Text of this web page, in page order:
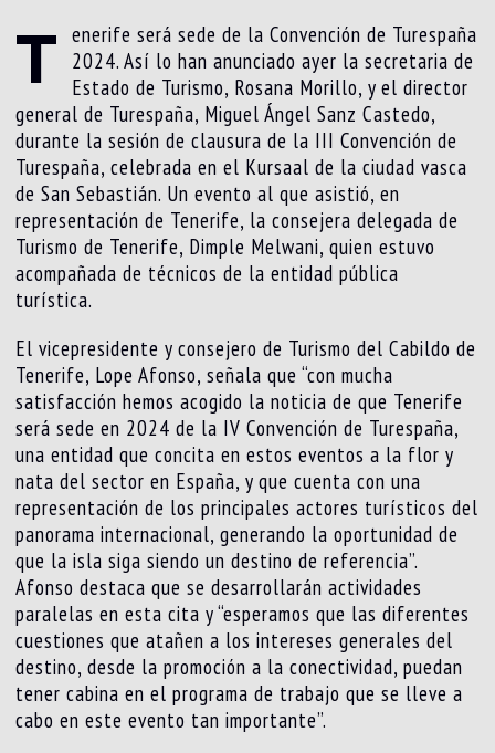
T enerife será sede de la Convención de Turespaña
2024. Así lo han anunciado ayer la secretaria de
Estado de Turismo, Rosana Morillo, y el director
general de Turespaña, Miguel Ángel Sanz Castedo,
durante la sesión de clausura de la III Convención de
Turespaña, celebrada en el Kursaal de la ciudad vasca
de San Sebastián. Un evento al que asistió, en
representación de Tenerife, la consejera delegada de
Turismo de Tenerife, Dimple Melwani, quien estuvo
acompañada de técnicos de la entidad pública
turística.
El vicepresidente y consejero de Turismo del Cabildo de
Tenerife, Lope Afonso, señala que “con mucha
satisfacción hemos acogido la noticia de que Tenerife
será sede en 2024 de la IV Convención de Turespaña,
una entidad que concita en estos eventos a la flor y
nata del sector en España, y que cuenta con una
representación de los principales actores turísticos del
panorama internacional, generando la oportunidad de
que la isla siga siendo un destino de referencia”.
Afonso destaca que se desarrollarán actividades
paralelas en esta cita y “esperamos que las diferentes
cuestiones que atañen a los intereses generales del
destino, desde la promoción a la conectividad, puedan
tener cabina en el programa de trabajo que se lleve a
cabo en este evento tan importante”.